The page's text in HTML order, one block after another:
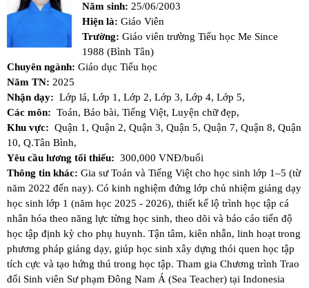
Năm sinh: 25/06/2003
Hiện là: Giáo Viên
Trường: Giáo viên trường Tiểu học Me Since
1988 (Bình Tân)
Chuyên ngành: Giáo dục Tiểu học
Năm TN: 2025
Nhận dạy: Lớp lá, Lớp 1, Lớp 2, Lớp 3, Lớp 4, Lớp 5,
Các môn: Toán, Báo bài, Tiếng Việt, Luyện chữ đẹp,
Khu vực: Quận 1, Quận 2, Quận 3, Quận 5, Quận 7, Quận 8, Quận
10, Q.Tân Bình,
Yêu cầu lương tối thiểu: 300,000 VNĐ/buổi
Thông tin khác: Gia sư Toán và Tiếng Việt cho học sinh lớp 1–5 (từ
năm 2022 đến nay). Có kinh nghiệm đứng lớp chủ nhiệm giảng dạy
học sinh lớp 1 (năm học 2025 - 2026), thiết kế lộ trình học tập cá
nhân hóa theo năng lực từng học sinh, theo dõi và báo cáo tiến độ
học tập định kỳ cho phụ huynh. Tận tâm, kiên nhẫn, linh hoạt trong
phương pháp giảng dạy, giúp học sinh xây dựng thói quen học tập
tích cực và tạo hứng thú trong học tập. Tham gia Chương trình Trao
đổi Sinh viên Sư phạm Đông Nam Á (Sea Teacher) tại Indonesia